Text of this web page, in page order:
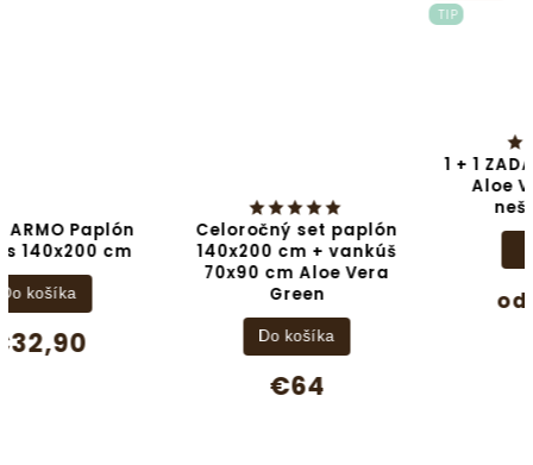
Celoročný set paplón
140x200 cm + vankúš
70x90 cm Aloe Vera
1 + 1 ZADARMO - Vankúš
Aloe Vera Green -
neštepovaný
Detail